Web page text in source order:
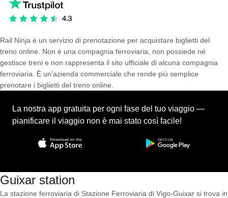
Rail Ninja è un servizio di prenotazione per acquistare biglietti del
treno online. Non è una compagnia ferroviaria, non possiede né
gestisce treni e non rappresenta il sito ufficiale di alcuna compagnia
ferroviaria. È un'azienda commerciale che rende più semplice
prenotare i biglietti del treno online.
La nostra app gratuita per ogni fase del tuo viaggio —
pianificare il viaggio non è mai stato così facile!
Guixar station
La stazione ferroviaria di Stazione Ferroviaria di Vigo-Guixar si trova in